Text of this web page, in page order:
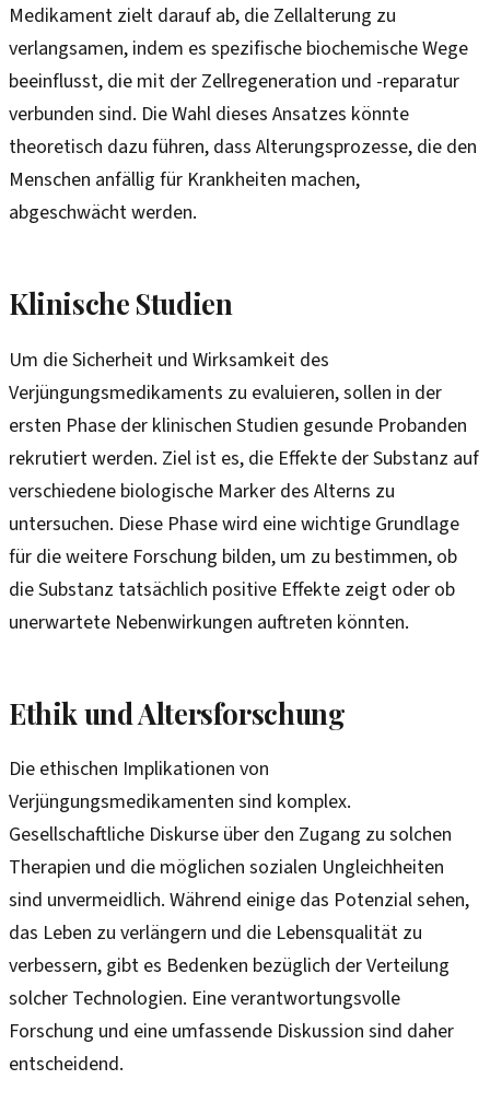
Medikament zielt darauf ab, die Zellalterung zu
verlangsamen, indem es spezifische biochemische Wege
beeinflusst, die mit der Zellregeneration und -reparatur
verbunden sind. Die Wahl dieses Ansatzes könnte
theoretisch dazu führen, dass Alterungsprozesse, die den
Menschen anfällig für Krankheiten machen,
abgeschwächt werden.
Klinische Studien
Um die Sicherheit und Wirksamkeit des
Verjüngungsmedikaments zu evaluieren, sollen in der
ersten Phase der klinischen Studien gesunde Probanden
rekrutiert werden. Ziel ist es, die Effekte der Substanz auf
verschiedene biologische Marker des Alterns zu
untersuchen. Diese Phase wird eine wichtige Grundlage
für die weitere Forschung bilden, um zu bestimmen, ob
die Substanz tatsächlich positive Effekte zeigt oder ob
unerwartete Nebenwirkungen auftreten könnten.
Ethik und Altersforschung
Die ethischen Implikationen von
Verjüngungsmedikamenten sind komplex.
Gesellschaftliche Diskurse über den Zugang zu solchen
Therapien und die möglichen sozialen Ungleichheiten
sind unvermeidlich. Während einige das Potenzial sehen,
das Leben zu verlängern und die Lebensqualität zu
verbessern, gibt es Bedenken bezüglich der Verteilung
solcher Technologien. Eine verantwortungsvolle
Forschung und eine umfassende Diskussion sind daher
entscheidend.